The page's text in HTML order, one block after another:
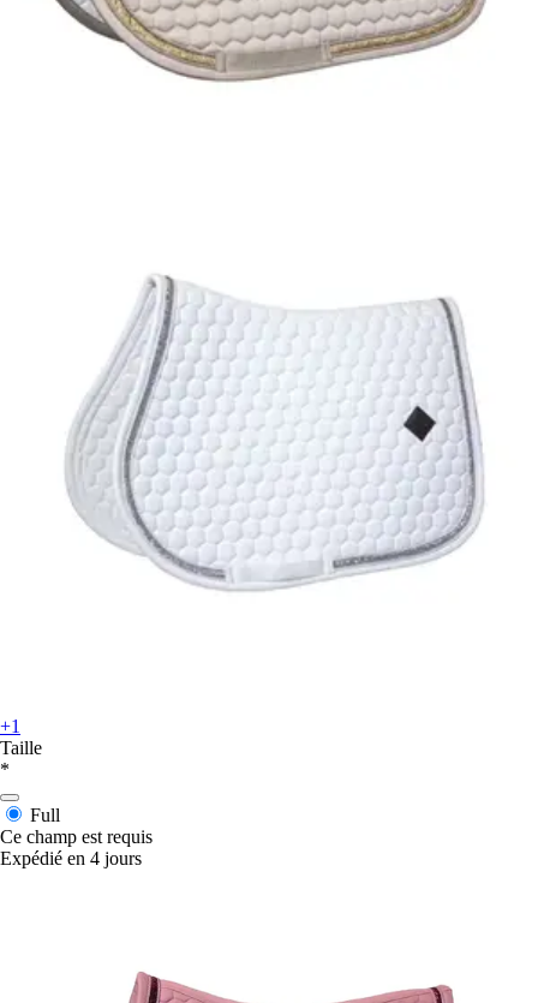
+1
Taille
*
Full
Ce champ est requis
Expédié en 4 jours